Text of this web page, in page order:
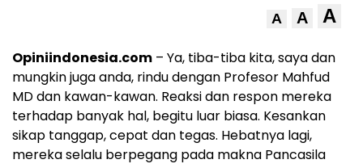
A A A
Opiniindonesia.com – Ya, tiba-tiba kita, saya dan
mungkin juga anda, rindu dengan Profesor Mahfud
MD dan kawan-kawan. Reaksi dan respon mereka
terhadap banyak hal, begitu luar biasa. Kesankan
sikap tanggap, cepat dan tegas. Hebatnya lagi,
mereka selalu berpegang pada makna Pancasila